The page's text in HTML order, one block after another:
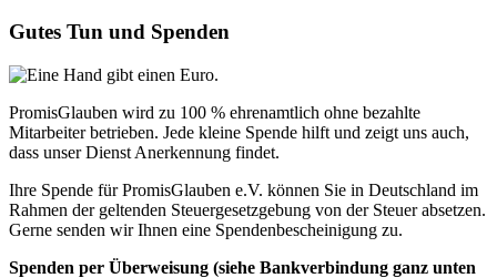
Gutes Tun und Spenden
PromisGlauben wird zu 100 % ehrenamtlich ohne bezahlte
Mitarbeiter betrieben. Jede kleine Spende hilft und zeigt uns auch,
dass unser Dienst Anerkennung findet.
Ihre Spende für PromisGlauben e.V. können Sie in Deutschland im
Rahmen der geltenden Steuergesetzgebung von der Steuer absetzen.
Gerne senden wir Ihnen eine Spendenbescheinigung zu.
Spenden per Überweisung (siehe Bankverbindung ganz unten